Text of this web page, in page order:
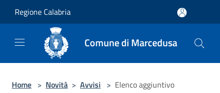
Regione Calabria
Comune di Marcedusa
Home > Novità > Avvisi > Elenco aggiuntivo